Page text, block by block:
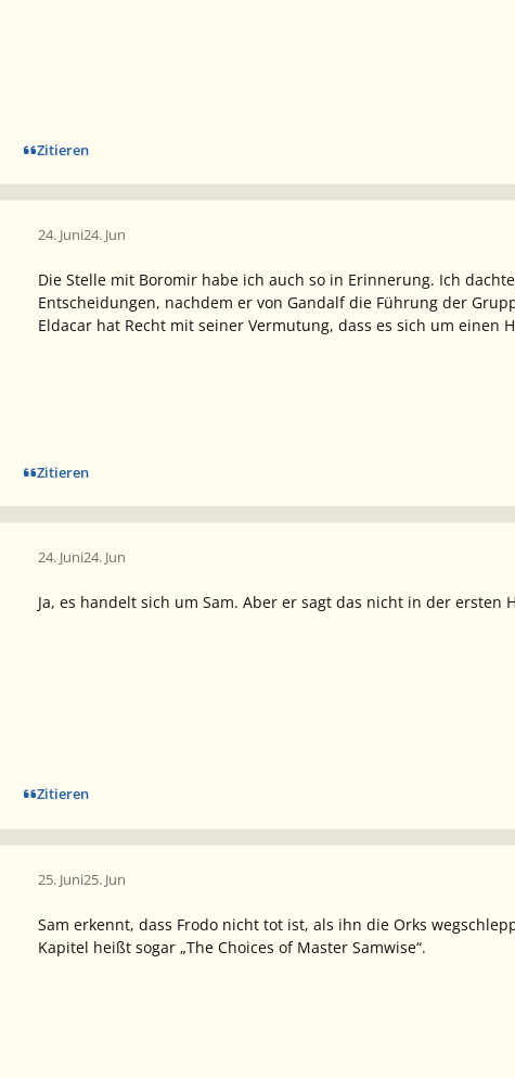
Zitieren
24. Juni24. Jun
Die Stelle mit Boromir habe ich auch so in Erinnerung. Ich
Entscheidungen, nachdem er von Gandalf die Führung der
Eldacar hat Recht mit seiner Vermutung, dass es sich um
Zitieren
24. Juni24. Jun
Ja, es handelt sich um Sam. Aber er sagt das nicht in der ersten
Zitieren
25. Juni25. Jun
Sam erkennt, dass Frodo nicht tot ist, als ihn die Orks
Kapitel heißt sogar „The Choices of Master Samwise“.